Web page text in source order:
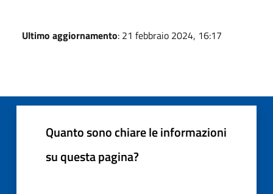
Ultimo aggiornamento: 21 febbraio 2024, 16:17
Quanto sono chiare le informazioni
su questa pagina?